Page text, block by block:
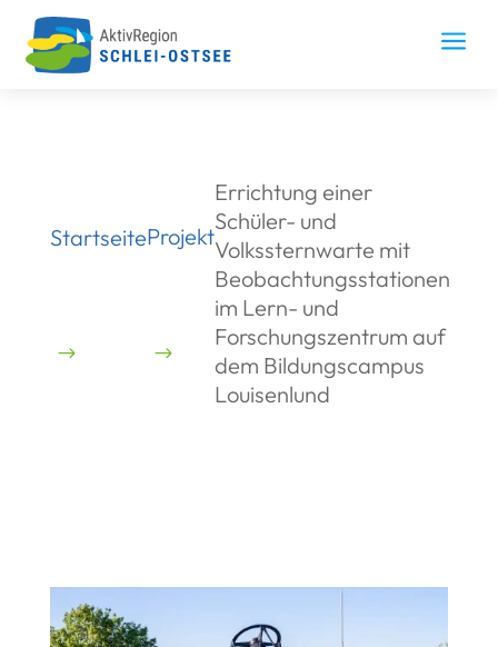
content
a
StartseiteProjekt
Errichtung einer
Schüler- und
Volkssternwarte mit
Beobachtungsstationen
im Lern- und
Forschungszentrum auf
dem Bildungscampus
Louisenlund